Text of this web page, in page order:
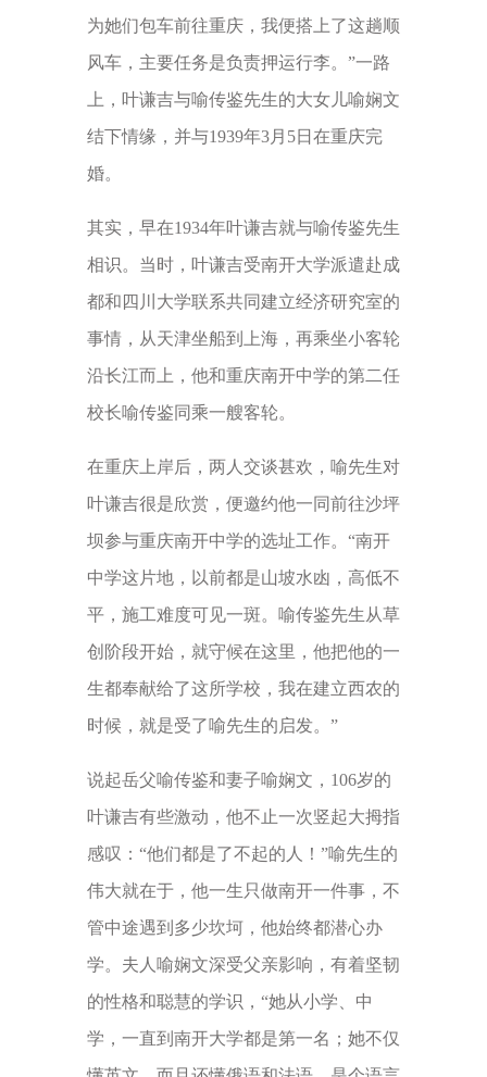
为她们包车前往重庆，我便搭上了这趟顺
风车，主要任务是负责押运行李。”一路
上，叶谦吉与喻传鉴先生的大女儿喻娴文
结下情缘，并与1939年3月5日在重庆完
婚。
其实，早在1934年叶谦吉就与喻传鉴先生
相识。当时，叶谦吉受南开大学派遣赴成
都和四川大学联系共同建立经济研究室的
事情，从天津坐船到上海，再乘坐小客轮
沿长江而上，他和重庆南开中学的第二任
校长喻传鉴同乘一艘客轮。
在重庆上岸后，两人交谈甚欢，喻先生对
叶谦吉很是欣赏，便邀约他一同前往沙坪
坝参与重庆南开中学的选址工作。“南开
中学这片地，以前都是山坡水凼，高低不
平，施工难度可见一斑。喻传鉴先生从草
创阶段开始，就守候在这里，他把他的一
生都奉献给了这所学校，我在建立西农的
时候，就是受了喻先生的启发。”
说起岳父喻传鉴和妻子喻娴文，106岁的
叶谦吉有些激动，他不止一次竖起大拇指
感叹：“他们都是了不起的人！”喻先生的
伟大就在于，他一生只做南开一件事，不
管中途遇到多少坎坷，他始终都潜心办
学。夫人喻娴文深受父亲影响，有着坚韧
的性格和聪慧的学识，“她从小学、中
学，一直到南开大学都是第一名；她不仅